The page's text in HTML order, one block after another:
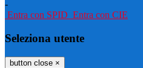
-
Entra con SPID Entra con CIE
Seleziona utente
button close ×